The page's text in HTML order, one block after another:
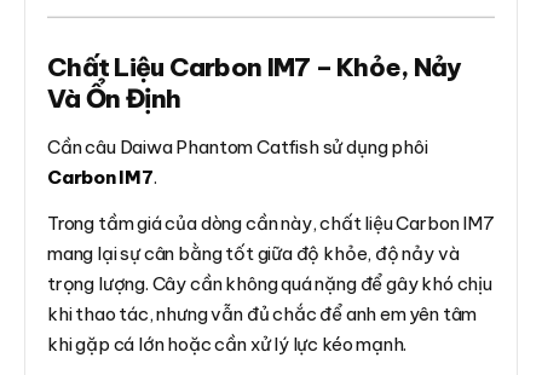
Chất Liệu Carbon IM7 – Khỏe, Nảy
Và Ổn Định
Cần câu Daiwa Phantom Catfish sử dụng phôi
Carbon IM7.
Trong tầm giá của dòng cần này, chất liệu Carbon IM7
mang lại sự cân bằng tốt giữa độ khỏe, độ nảy và
trọng lượng. Cây cần không quá nặng để gây khó chịu
khi thao tác, nhưng vẫn đủ chắc để anh em yên tâm
khi gặp cá lớn hoặc cần xử lý lực kéo mạnh.